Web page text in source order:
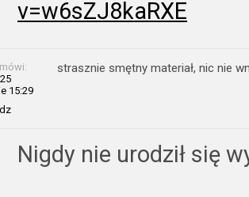
v=w6sZJ8kaRXE
mówi:
15:29
strasznie smętny materiał, nic nie
Nigdy nie urodził się